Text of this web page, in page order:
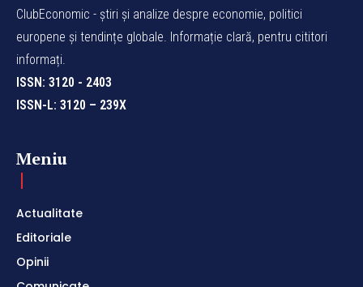
ClubEconomic - știri și analize despre economie, politici
europene și tendințe globale. Informație clară, pentru cititori
informați.
ISSN: 3120 - 2403
ISSN-L: 3120 – 239X
Meniu
Actualitate
Editoriale
Opinii